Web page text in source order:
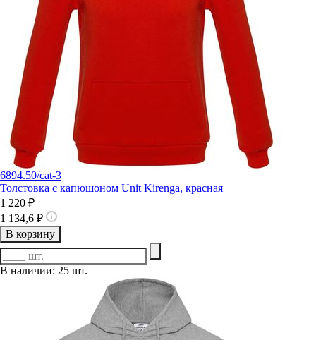
6894.50/cat-3
Толстовка с капюшоном Unit Kirenga, красная
1 220 ₽
1 134,6 ₽
В корзину
В наличии: 25 шт.